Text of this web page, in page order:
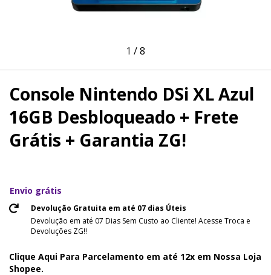
1 /8
Console Nintendo DSi XL Azul
16GB Desbloqueado + Frete
Grátis + Garantia ZG!
Envio grátis
Devolução Gratuita em até 07 dias Úteis
Devolução em até 07 Dias Sem Custo ao Cliente! Acesse Troca e
Devoluções ZG!!
Clique Aqui Para Parcelamento em até 12x em Nossa Loja
Shopee.